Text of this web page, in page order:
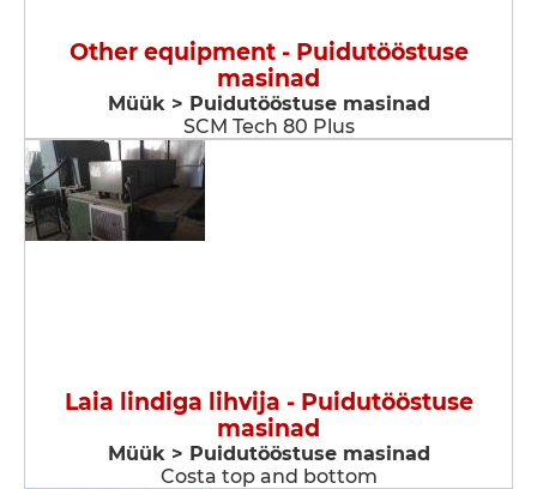
Other equipment - Puidutööstuse
masinad
Müük > Puidutööstuse masinad
SCM Tech 80 Plus
Laia lindiga lihvija - Puidutööstuse
masinad
Müük > Puidutööstuse masinad
Costa top and bottom